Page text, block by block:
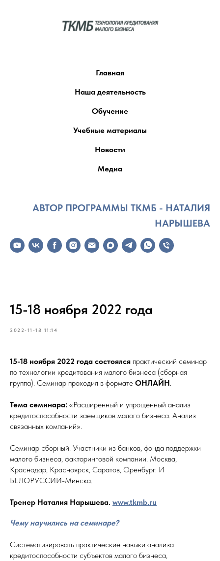
Главная
Наша деятельность
Обучение
Учебные материалы
Новости
Медиа
АВТОР ПРОГРАММЫ ТКМБ - НАТАЛИЯ
НАРЫШЕВА
15-18 ноября 2022 года
2022-11-18 11:14
15-18 ноября 2022 года состоялся практический семинар
по технологии кредитования малого бизнеса (сборная
группа). Семинар проходил в формате ОНЛАЙН.
Тема семинара: «Расширенный и упрощенный анализ
кредитоспособности заемщиков малого бизнеса. Анализ
связанных компаний».
Семинар сборный. Участники из банков, фонда поддержки
малого бизнеса, факторинговой компании. Москва,
Краснодар, Красноярск, Саратов, Оренбург. И
БЕЛОРУССИИ-Минска.
Тренер Наталия Нарышева. www.tkmb.ru
Чему научились на семинаре?
Систематизировать практические навыки анализа
кредитоспособности субъектов малого бизнеса,